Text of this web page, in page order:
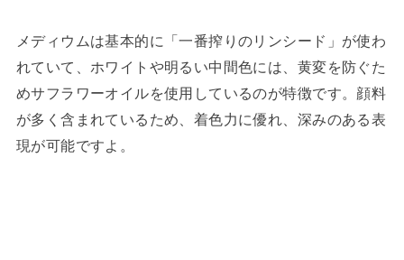
メディウムは基本的に「一番搾りのリンシード」が使わ
れていて、ホワイトや明るい中間色には、黄変を防ぐた
めサフラワーオイルを使用しているのが特徴です。顔料
が多く含まれているため、着色力に優れ、深みのある表
現が可能ですよ。